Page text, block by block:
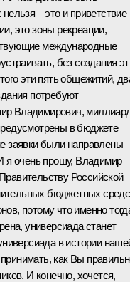
– это и приветствие
это зоны рекреации,
международные
без создания
эти пять общежитий,
потребуют
Владимирович,
в бюджете
заявки были направлены
я очень прошу, Владимир
Российской
бюджетных
потому что именно
универсиада станет
в истории
как Вы
И конечно, хочется,